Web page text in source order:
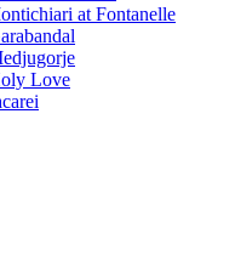
at Fontanelle
Love